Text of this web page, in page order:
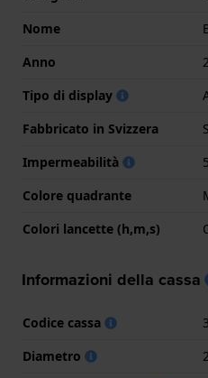
Nome
Anno
Tipo di display
Fabbricato in Svizzera
Impermeabilità
Colore quadrante
Colori lancette (h,m,s)
Informazioni della cassa
Codice cassa
Diametro